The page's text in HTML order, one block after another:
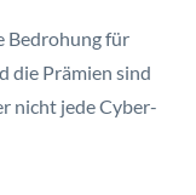
Bedrohung für
die Prämien sind
nicht jede Cyber-